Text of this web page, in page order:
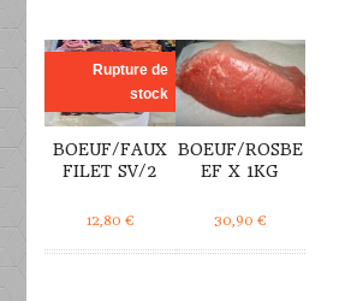
Rupture de
stock
BOEUF/FAUX
FILET SV/2
12,80 €
BOEUF/ROSBE
EF X 1KG
30,90 €